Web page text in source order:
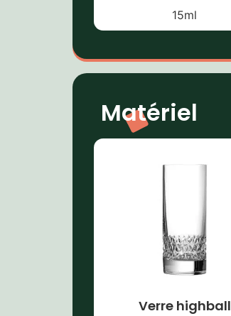
15ml
Matériel
Verre highball